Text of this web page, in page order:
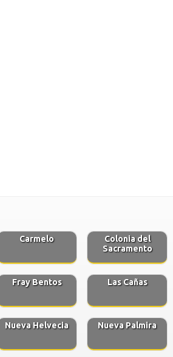
Carmelo
Colonia del
Sacramento
Fray Bentos Las Cañas
Nueva Helvecia Nueva Palmira